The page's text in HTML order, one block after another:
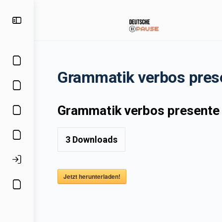
Grammatik verbos
Grammatik verbos presente
3 Downloads
Jetzt herunterladen!